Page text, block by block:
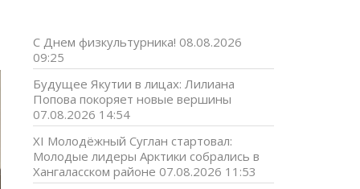
С Днем физкультурника! 08.08.2026
09:25
Будущее Якутии в лицах: Лилиана
Попова покоряет новые вершины
07.08.2026 14:54
XI Молодёжный Суглан стартовал:
Молодые лидеры Арктики собрались в
Хангаласском районе 07.08.2026 11:53